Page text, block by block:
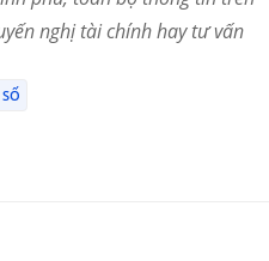
nghị tài chính hay tư vấn